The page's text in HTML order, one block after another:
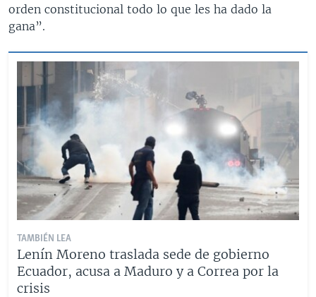
orden constitucional todo lo que les ha dado la
gana”.
TAMBIÉN LEA
Lenín Moreno traslada sede de gobierno
Ecuador, acusa a Maduro y a Correa por la
crisis